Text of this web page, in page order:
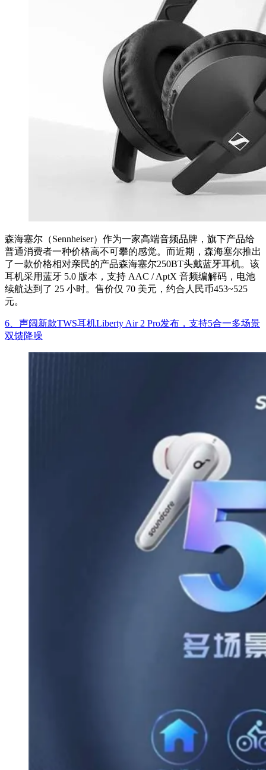
森海塞尔（Sennheiser）作为一家高端音频品牌，旗下产品给
普通消费者一种价格高不可攀的感觉。而近期，森海塞尔推出
了一款价格相对亲民的产品森海塞尔250BT头戴蓝牙耳机。该
耳机采用蓝牙 5.0 版本，支持 AAC / AptX 音频编解码，电池
续航达到了 25 小时。售价仅 70 美元，约合人民币453~525
元。
6、声阔新款TWS耳机Liberty Air 2 Pro发布，支持5合一多场景
双馈降噪